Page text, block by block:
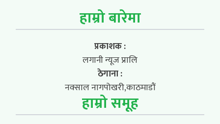
हाम्रो बारेमा
प्रकाशक :
लगानी न्यूज प्रालि
ठेगाना :
नक्साल नागपोखरी,काठमाडौं
हाम्रो समूह